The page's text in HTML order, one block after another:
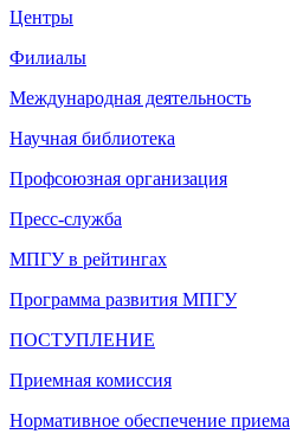
Центры
Филиалы
Международная деятельность
Научная библиотека
Профсоюзная организация
Пресс-служба
МПГУ в рейтингах
Программа развития МПГУ
ПОСТУПЛЕНИЕ
Приемная комиссия
Нормативное обеспечение приема